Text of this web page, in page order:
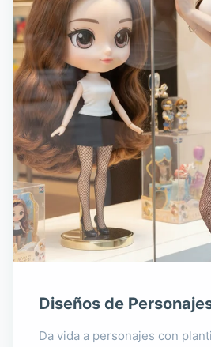
Diseños de
Da vida a personajes con